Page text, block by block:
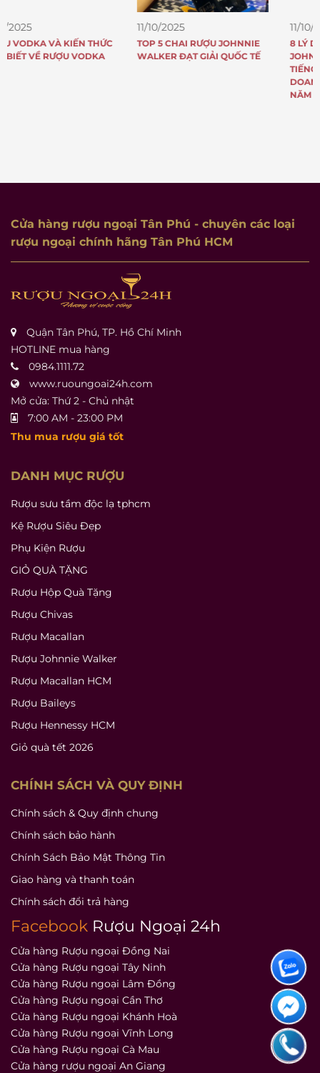
11/10/2025
TOP 5 CHAI RƯỢU JOHNNIE
WALKER ĐẠT GIẢI QUỐC TẾ
11/10/2025
8 LÝ DO TẠI SAO RƯỢU
JOHNNIE WALKER NỔI
TIẾNG KHẮP THẾ GIỚI VÀ CÓ
Cửa hàng rượu ngoại Tân Phú - chuyên các loại
rượu ngoại chính hãng Tân Phú HCM
Quận Tân Phú, TP. Hồ Chí Minh
HOTLINE mua hàng
0984.1111.72
www.ruoungoai24h.com
Mở cửa: Thứ 2 - Chủ nhật
7:00 AM - 23:00 PM
Thu mua rượu giá tốt
DANH MỤC RƯỢU
Rượu sưu tầm độc lạ tphcm
Kệ Rượu Siêu Đẹp
Phụ Kiện Rượu
GIỎ QUÀ TẶNG
Rượu Hộp Quà Tặng
Rượu Chivas
Rượu Macallan
Rượu Johnnie Walker
Rượu Macallan HCM
Rượu Baileys
Rượu Hennessy HCM
Giỏ quà tết 2026
CHÍNH SÁCH VÀ QUY ĐỊNH
Chính sách & Quy định chung
Chính sách bảo hành
Chính Sách Bảo Mật Thông Tin
Giao hàng và thanh toán
Chính sách đổi trả hàng
Facebook Rượu Ngoại 24h
Cửa hàng Rượu ngoại Đồng Nai
Cửa hàng Rượu ngoại Tây Ninh
Cửa hàng Rượu ngoại Lâm Đồng
Cửa hàng Rượu ngoại Cần Thơ
Cửa hàng Rượu ngoại Khánh Hoà
Cửa hàng Rượu ngoại Vĩnh Long
Cửa hàng Rượu ngoại Cà Mau
Cửa hàng rượu ngoại An Giang